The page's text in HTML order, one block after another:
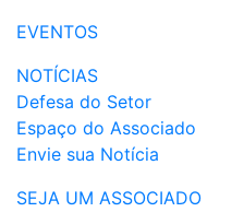
EVENTOS
NOTÍCIAS
Defesa do Setor
Espaço do Associado
Envie sua Notícia
SEJA UM ASSOCIADO